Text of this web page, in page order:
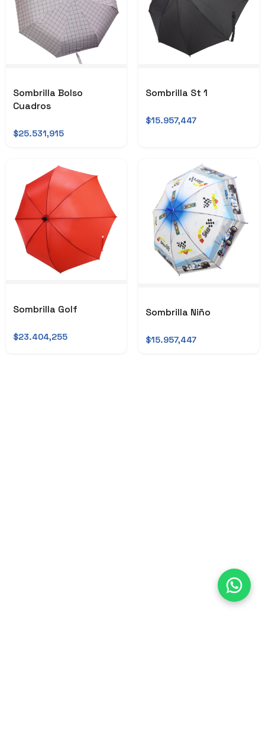
Sombrilla Bolso
Cuadros
$25.531,915
Sombrilla St 1
$15.957,447
Sombrilla Golf
$23.404,255
Sombrilla Niño
$15.957,447